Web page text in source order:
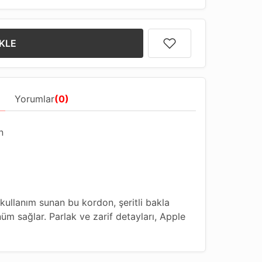
Yorumlar(0)
sunan bu kordon, şeritli bakla
sağlar. Parlak ve zarif detayları, Apple